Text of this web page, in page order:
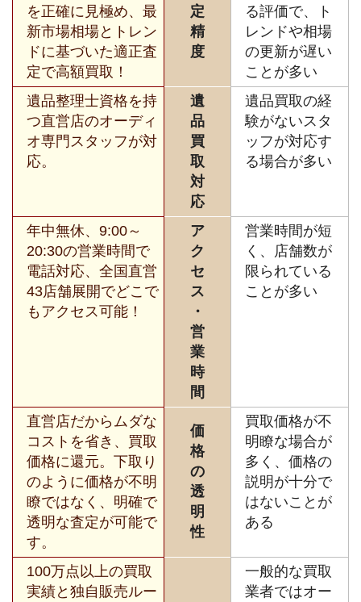
を正確に見極め、最
新市場相場とトレン
ドに基づいた適正査
定で高額買取！
定
精
度
る評価で、ト
レンドや相場
の更新が遅い
ことが多い
遺品整理士資格を持
つ直営店のオーディ
オ専門スタッフが対
応。
遺
品
買
取
対
応
遺品買取の経
験がないスタ
ッフが対応す
る場合が多い
年中無休、9:00～
20:30の営業時間で
電話対応、全国直営
43店舗展開でどこで
もアクセス可能！
ア
ク
セ
ス
・
営
業
時
間
営業時間が短
く、店舗数が
限られている
ことが多い
直営店だからムダな
コストを省き、買取
価格に還元。下取り
のように価格が不明
瞭ではなく、明確で
透明な査定が可能で
す。
価
格
の
透
明
性
買取価格が不
明瞭な場合が
多く、価格の
説明が十分で
はないことが
ある
100万点以上の買取
実績と独自販売ルー
一般的な買取
業者ではオー